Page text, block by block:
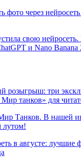
фото через
свою нейросеть.
и Nano Banana
розыгрыш: три
танков» для
Танков. В нашей
лутом!
в августе: лучшие